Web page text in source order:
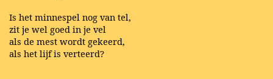
Is het minnespel nog van tel,
zit je wel goed in je vel
als de mest wordt gekeerd,
als het lijf is verteerd?